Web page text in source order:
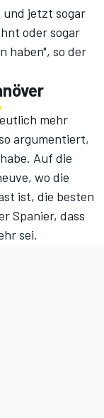
und jetzt sogar
oder sogar
haben", so der
mehr
argumentiert,
Auf die
wo die
ist, die besten
Spanier, dass
sei.